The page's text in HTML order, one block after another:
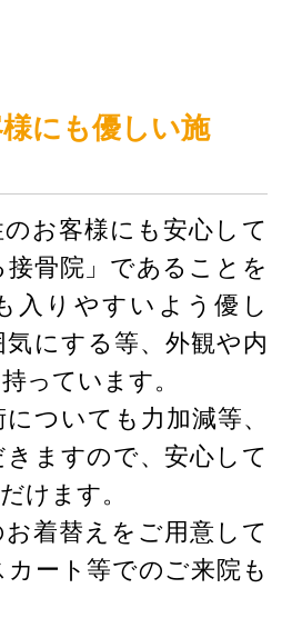
にも優しい施
お客様にも安心して
骨院」であることを
入りやすいよう優し
にする等、外観や内
っています。
ついても力加減等、
ますので、安心して
けます。
着替えをご用意して
ート等でのご来院も